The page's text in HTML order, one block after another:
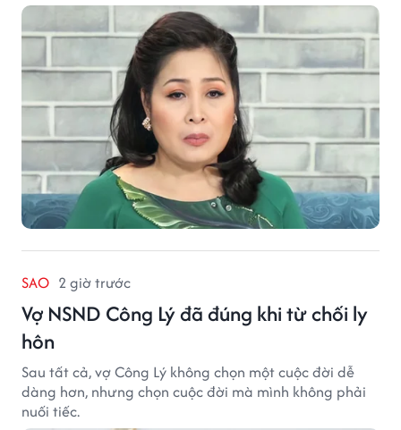
SAO 2 giờ trước
Vợ NSND Công Lý đã đúng khi từ chối ly
hôn
Sau tất cả, vợ Công Lý không chọn một cuộc đời dễ
dàng hơn, nhưng chọn cuộc đời mà mình không phải
nuối tiếc.